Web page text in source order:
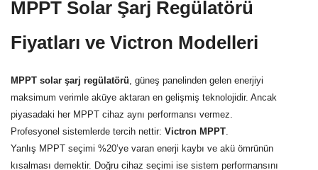
MPPT Solar Şarj Regülatörü
Fiyatları ve Victron Modelleri
MPPT solar şarj regülatörü, güneş panelinden gelen enerjiyi
maksimum verimle aküye aktaran en gelişmiş teknolojidir. Ancak
piyasadaki her MPPT cihaz aynı performansı vermez.
Profesyonel sistemlerde tercih nettir: Victron MPPT.
Yanlış MPPT seçimi %20’ye varan enerji kaybı ve akü ömrünün
kısalması demektir. Doğru cihaz seçimi ise sistem performansını